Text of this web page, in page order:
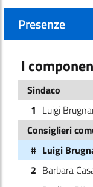
Presenze
I
Sindaco
1 Luigi
Consiglieri
# Luigi
2 Barbara